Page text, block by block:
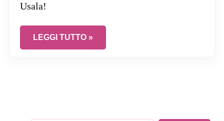
Usala!
HAI MAI PROVATO LA COPPETTA MESTRUALE?
LEGGI TUTTO »